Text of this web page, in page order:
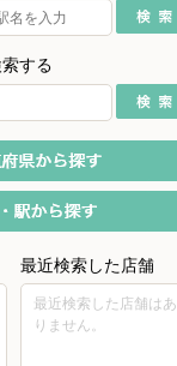
する
最近検索した店舗
最近検索した店舗はあ
りません。